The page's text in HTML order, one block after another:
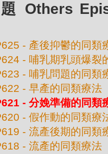
Others
- 產後抑鬱的同類
- 哺乳期乳頭爆裂
- 哺乳問題的同類
- 早產的同類療法
- 分娩準備的同類
- 假作動的同類療
- 流產後期的同類
- 流產的同類療法